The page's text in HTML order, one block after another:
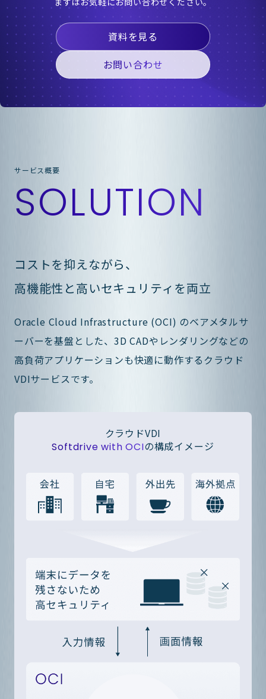
資料を見る
お問い合わせ
サービス概要
SOLUTION
コストを抑えながら、
高機能性と高いセキュリティを両立
Oracle Cloud Infrastructure (OCI) のベアメタルサ
ーバーを基盤とした、3D CADやレンダリングなどの
高負荷アプリケーションも快適に動作するクラウド
VDIサービスです。
クラウドVDI
Softdrive with OCIの構成イメージ